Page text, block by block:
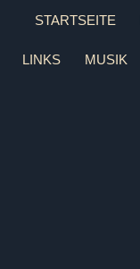
Zum
springen
STARTSEITE
LINKS MUSIK